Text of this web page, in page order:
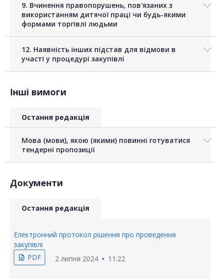
9. Вчинення правопорушень, пов'язаних з
використанням дитячої праці чи будь-якими
формами торгівлі людьми
12. Наявність інших підстав для відмови в
участі у процедурі закупівлі
Інші вимоги
Остання редакція
Мова (мови), якою (якими) повинні готуватися
тендерні пропозиції
Документи
Остання редакція
Електронний протокол рішення про проведення
закупівлі
description PDF 2 липня 2024 11:22